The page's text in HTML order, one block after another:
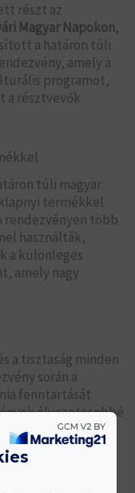
részt az
Magyar Napokon,
a határon túli
amely a
programot,
a résztvevők
túli magyar
termékkel
rendezvényen több
használták,
a különleges
amely nagy
a tisztaság minden
során a
fenntartását
élvezetesebbé
és
körében, akik
a minőség